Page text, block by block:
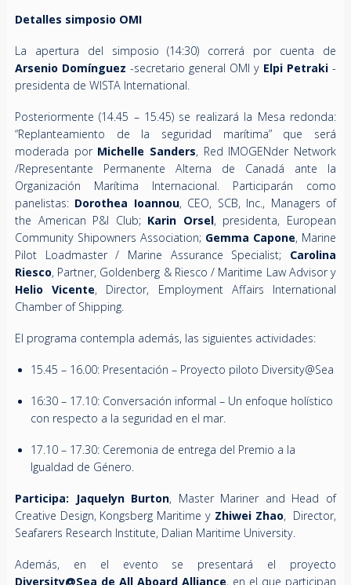
Detalles simposio OMI
La apertura del simposio (14:30) correrá por cuenta de
Arsenio Domínguez -secretario general OMI y Elpi Petraki -
presidenta de WISTA International.
Posteriormente (14.45 – 15.45) se realizará la Mesa redonda:
“Replanteamiento de la seguridad marítima” que será
moderada por Michelle Sanders, Red IMOGENder Network
/Representante Permanente Alterna de Canadá ante la
Organización Marítima Internacional. Participarán como
panelistas: Dorothea Ioannou, CEO, SCB, Inc., Managers of
the American P&I Club; Karin Orsel, presidenta, European
Community Shipowners Association; Gemma Capone, Marine
Pilot Loadmaster / Marine Assurance Specialist; Carolina
Riesco, Partner, Goldenberg & Riesco / Maritime Law Advisor y
Helio Vicente, Director, Employment Affairs International
Chamber of Shipping.
El programa contempla además, las siguientes actividades:
15.45 – 16.00: Presentación – Proyecto piloto Diversity@Sea
16:30 – 17.10: Conversación informal – Un enfoque holístico
con respecto a la seguridad en el mar.
17.10 – 17.30: Ceremonia de entrega del Premio a la
Igualdad de Género.
Participa: Jaquelyn Burton, Master Mariner and Head of
Creative Design, Kongsberg Maritime y Zhiwei Zhao, Director,
Seafarers Research Institute, Dalian Maritime University.
Además, en el evento se presentará el proyecto
Diversity@Sea de All Aboard Alliance, en el que participan